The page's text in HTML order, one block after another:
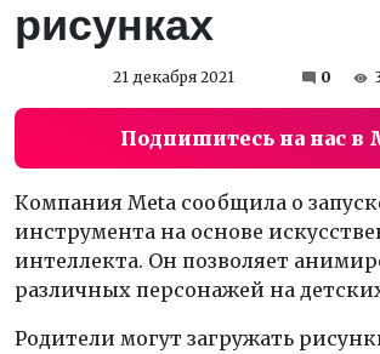
рисунках
21 декабря 2021 0
Подпишитесь на нас в
Компания Meta сообщила о
инструмента на основе
интеллекта. Он позволяет
различных персонажей на
Родители могут загружать